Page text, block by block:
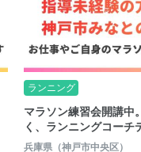
ランニング
マラソン練習会開講中
く、ランニングコー
兵庫県（神戸市中央区）